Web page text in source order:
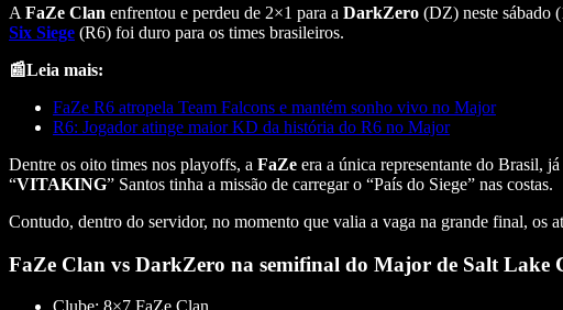
A FaZe Clan enfrentou e perdeu de 2×1 para a DarkZero (DZ) neste sábado
Six Siege (R6) foi duro para os times brasileiros.
📰Leia mais:
FaZe R6 atropela Team Falcons e mantém sonho vivo no Major
R6: Jogador atinge maior KD da história do R6 no Major
Dentre os oito times nos playoffs, a FaZe era a única representante do Brasil,
“VITAKING” Santos tinha a missão de carregar o “País do Siege” nas costas.
Contudo, dentro do servidor, no momento que valia a vaga na grande final, os
FaZe Clan vs DarkZero na semifinal do Major de Salt Lake